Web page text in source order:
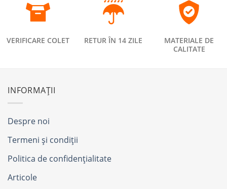
VERIFICARE COLET RETUR ÎN 14 ZILE
MATERIALE DE
CALITATE
INFORMAȚII
Despre noi
Termeni și condiții
Politica de confidențialitate
Articole